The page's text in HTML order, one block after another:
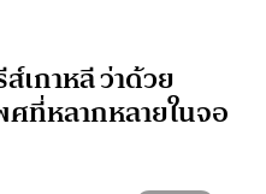
เกาหลี ว่าด้วย
ที่หลากหลายในจอ